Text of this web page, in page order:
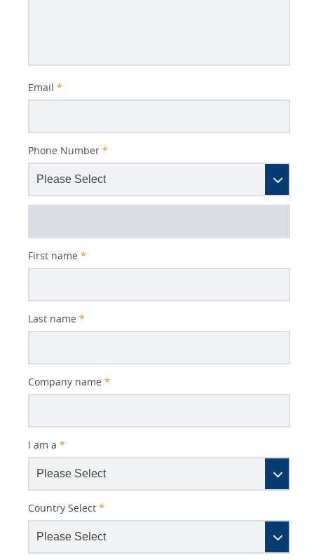
Better
Subject
Email *
Phone Number *
First name *
Last name *
Company name *
I am a *
Country Select *